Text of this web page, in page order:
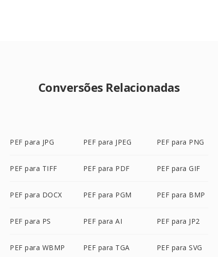
Conversões Relacionadas
PEF para JPG PEF para JPEG PEF para PNG
PEF para TIFF PEF para PDF PEF para GIF
PEF para DOCX PEF para PGM PEF para BMP
PEF para PS PEF para AI PEF para JP2
PEF para WBMP PEF para TGA PEF para SVG